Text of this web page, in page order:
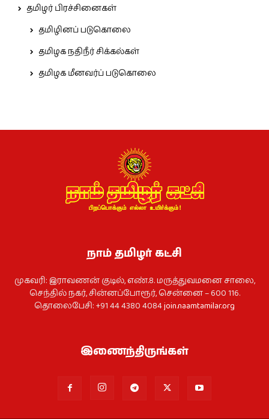
தமிழர் பிரச்சினைகள்
தமிழினப் படுகொலை
தமிழக நதிநீர் சிக்கல்கள்
தமிழக மீனவர்ப் படுகொலை
நாம் தமிழர் கட்சி
முகவரி: இராவணன் குடில், எண்.8. மருத்துவமனை சாலை,
செந்தில் நகர், சின்னப்போரூர், சென்னை – 600 116.
தொலைபேசி: +91 44 4380 4084join.naamtamilar.org
இணைந்திருங்கள்